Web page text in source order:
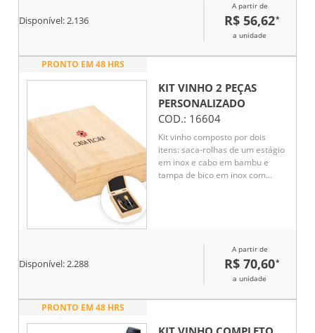
Disponível:2.136
A partir de
R$ 56,62*
a unidade
PRONTO EM 48 HRS
KIT VINHO 2 PEÇAS
PERSONALIZADO
COD.: 16604
Kit vinho composto por dois
itens: saca-rolhas de um estágio
em inox e cabo em bambu e
tampa de bico em inox com
Disponível:2.288
A partir de
R$ 70,60*
a unidade
PRONTO EM 48 HRS